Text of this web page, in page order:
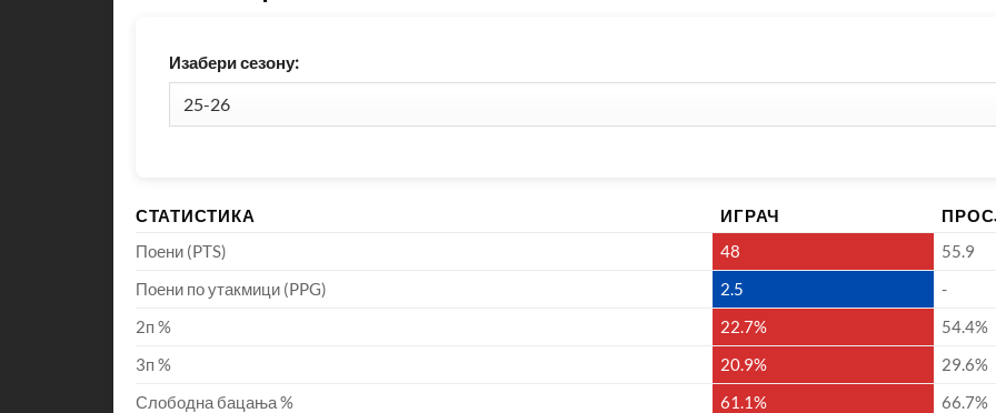
Изабери сезону:
СТАТИСТИКА ИГРАЧ
Поени (PTS)
48
55.9
Поени по утакмици (PPG)
2.5
-
2п %
22.7%
54.4%
3п %
20.9%
29.6%
Слободна бацања %
61.1%
66.7%